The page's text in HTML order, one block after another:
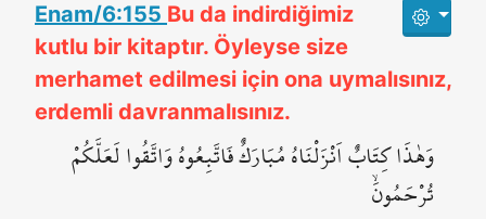
Enam/6:155 Bu da indirdiğimiz
kutlu bir kitaptır. Öyleyse size
merhamet edilmesi için ona uymalısınız,
erdemli davranmalısınız.
وَهٰذَا كِتَابٌ اَنْزَلْنَاهُ مُبَارَكٌ فَاتَّبِعُوهُ وَاتَّقُوا لَعَلَّكُمْ
تُرْحَمُونَۙ